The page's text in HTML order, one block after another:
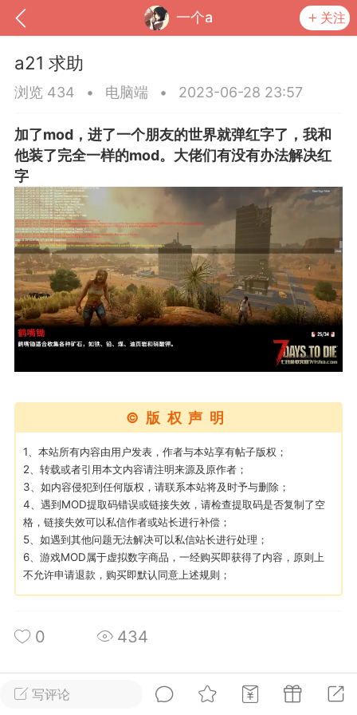
一个a 关注
我的钱包 道具 排行榜
MOD下载 攻略教程
大人
Lv.8
其他&工具
卖挂
禁止发布联机可用的作弊模组，
单机辅助引流私下售卖服务器外挂！
作弊模组的发布规范近期收到一些信息
作弊模组在联机服务器使用,为了维护游
环境，中文网特此发布以下声明，规范
模组的发布行为：1. *...
汉
2.21w
大人
Lv.8
写评论
a21 求助
浏览 434 • 电脑端 • 2023-06-28 23:57
加了mod，进了一个朋友的世界就弹红字了，我和
他装了完全一样的mod。大佬们有没有办法解决红
字
©版权声明
1、本站所有内容由用户发表，作者与本站享有帖子版权；
2、转载或者引用本文内容请注明来源及原作者；
3、如内容侵犯到任何版权，请联系本站将及时予与删除；
4、遇到MOD提取码错误或链接失效，请检查提取码是否复制了空
格，链接失效可以私信作者或站长进行补偿；
5、如遇到其他问题无法解决可以私信站长进行处理；
6、游戏MOD属于虚拟数字商品，一经购买即获得了内容，原则上
不允许申请退款，购买即默认同意上述规则；
0 434
所属论坛 关注